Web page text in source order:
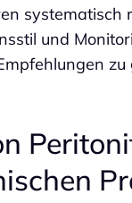
und